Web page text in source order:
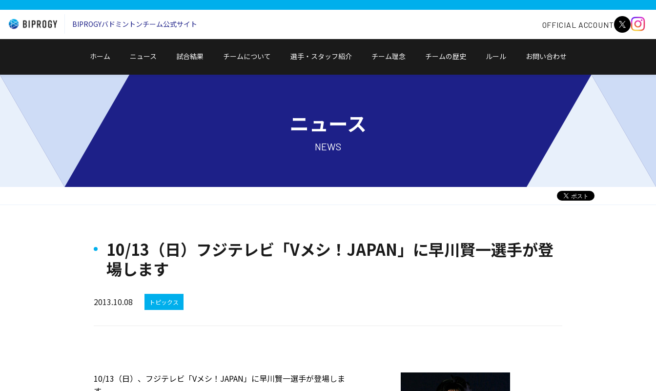
BIPROGYバドミントンチーム公式サイト OFFICIAL ACCOUNT
ホーム ニュース 試合結果 チームについて 選手・スタッフ紹介 チーム理念 チームの歴史 ルール お問い合わせ
ウ
ド
ウ
ニュース
NEWS
10/13（日）フジテレビ「Vメシ！JAPAN」に早川賢一選手が登
場します
2013.10.08 トピックス
10/13（日）、フジテレビ「Vメシ！JAPAN」に早川賢一選手が登場しま